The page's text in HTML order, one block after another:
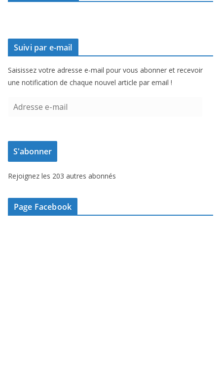
Suivi par e-mail
Saisissez votre adresse e-mail pour vous abonner et recevoir
une notification de chaque nouvel article par email !
e
s
e
-
S'abonner
Rejoignez les 203 autres abonnés
Page Facebook